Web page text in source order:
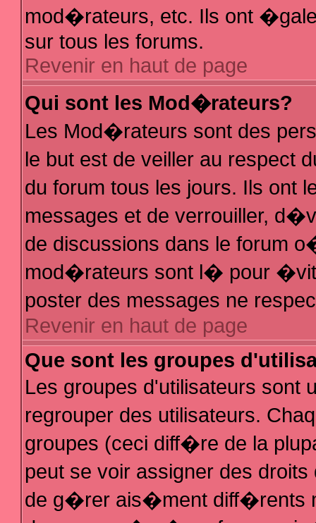
mod�rateurs, etc. Ils ont
sur tous les forums.
Revenir en haut de page
Qui sont les Mod�rateurs?
Les Mod�rateurs sont des
le but est de veiller au respect
du forum tous les jours. Ils ont
messages et de verrouiller,
de discussions dans le forum
mod�rateurs sont l� pour
poster des messages ne
Revenir en haut de page
Que sont les groupes
Les groupes d'utilisateurs sont
regrouper des utilisateurs.
groupes (ceci diff�re de la
peut se voir assigner des
de g�rer ais�ment diff�rents